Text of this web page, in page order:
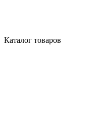
Каталог товаров